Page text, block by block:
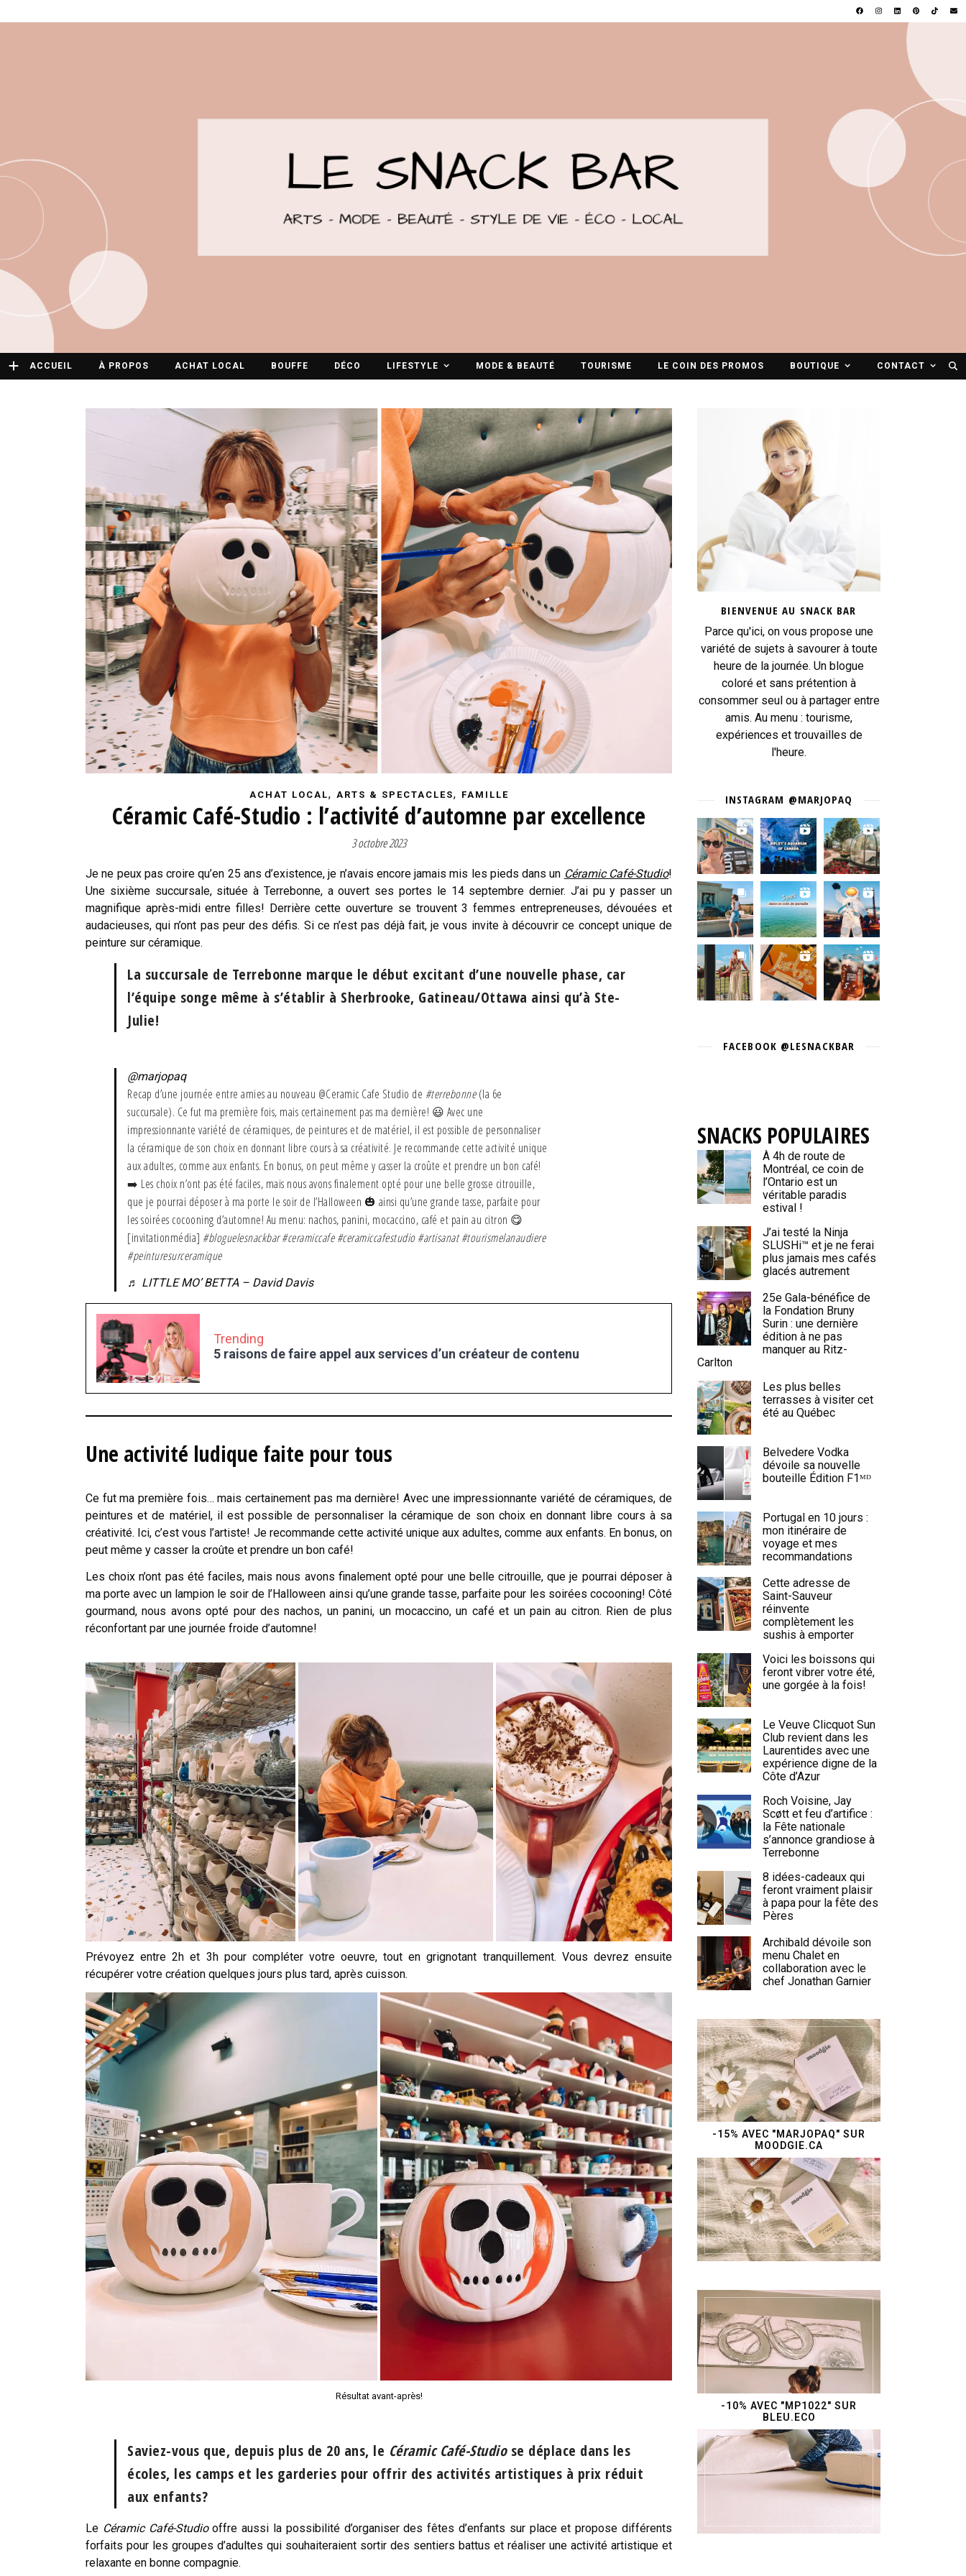
ACCUEIL À PROPOS ACHAT LOCAL BOUFFE DÉCO LIFESTYLE MODE & BEAUTÉ TOURISME LE COIN DES PROMOS BOUTIQUE CONTACT
ACHAT LOCAL, ARTS & SPECTACLES, FAMILLE
Céramic Café-Studio : l’activité d’automne par excellence
3 octobre 2023
Je ne peux pas croire qu’en 25 ans d’existence, je n’avais encore jamais mis les pieds dans un Céramic Café-Studio!
Une sixième succursale, située à Terrebonne, a ouvert ses portes le 14 septembre dernier. J’ai pu y passer un
magnifique après-midi entre filles! Derrière cette ouverture se trouvent 3 femmes entrepreneuses, dévouées et
audacieuses, qui n’ont pas peur des défis. Si ce n’est pas déjà fait, je vous invite à découvrir ce concept unique de
peinture sur céramique.
La succursale de Terrebonne marque le début excitant d’une nouvelle phase, car
l’équipe songe même à s’établir à Sherbrooke, Gatineau/Ottawa ainsi qu’à Ste-
Julie!
@marjopaq
Recap d’une journée entre amies au nouveau @Ceramic Cafe Studio de #terrebonne(la 6e
succursale). Ce fut ma première fois, mais certainement pas ma dernière! 😃 Avec une
impressionnante variété de céramiques, de peintures et de matériel, il est possible de personnaliser
la céramique de son choix en donnant libre cours à sa créativité. Je recommande cette activité unique
aux adultes, comme aux enfants. En bonus, on peut même y casser la croûte et prendre un bon café!
➡️ Les choix n’ont pas été faciles, mais nous avons finalement opté pour une belle grosse citrouille,
que je pourrai déposer à ma porte le soir de l’Halloween 🎃 ainsi qu’une grande tasse, parfaite pour
les soirées cocooning d’automne! Au menu: nachos, panini, mocaccino, café et pain au citron 😋
[invitationmédia] #bloguelesnackbar #ceramiccafe #ceramiccafestudio #artisanat #tourismelanaudiere
#peinturesurceramique
♬ LITTLE MO’ BETTA – David Davis
Trending
5 raisons de faire appel aux services d’un créateur de contenu
Une activité ludique faite pour tous
Ce fut ma première fois… mais certainement pas ma dernière! Avec une impressionnante variété de céramiques, de
peintures et de matériel, il est possible de personnaliser la céramique de son choix en donnant libre cours à sa
créativité. Ici, c’est vous l’artiste! Je recommande cette activité unique aux adultes, comme aux enfants. En bonus, on
peut même y casser la croûte et prendre un bon café!
Les choix n’ont pas été faciles, mais nous avons finalement opté pour une belle citrouille, que je pourrai déposer à
ma porte avec un lampion le soir de l’Halloween ainsi qu’une grande tasse, parfaite pour les soirées cocooning! Côté
gourmand, nous avons opté pour des nachos, un panini, un mocaccino, un café et un pain au citron. Rien de plus
réconfortant par une journée froide d’automne!
Prévoyez entre 2h et 3h pour compléter votre oeuvre, tout en grignotant tranquillement. Vous devrez ensuite
récupérer votre création quelques jours plus tard, après cuisson.
Résultat avant-après!
Saviez-vous que, depuis plus de 20 ans, le Céramic Café-Studiose déplace dans les
écoles, les camps et les garderies pour offrir des activités artistiques à prix réduit
aux enfants?
Le Céramic Café-Studiooffre aussi la possibilité d’organiser des fêtes d’enfants sur place et propose différents
forfaits pour les groupes d’adultes qui souhaiteraient sortir des sentiers battus et réaliser une activité artistique et
relaxante en bonne compagnie.
BIENVENUE AU SNACK BAR
Parce qu'ici, on vous propose une
variété de sujets à savourer à toute
heure de la journée. Un blogue
coloré et sans prétention à
consommer seul ou à partager entre
amis. Au menu : tourisme,
expériences et trouvailles de
l'heure.
INSTAGRAM @MARJOPAQ
FACEBOOK @LESNACKBAR
SNACKS POPULAIRES
À 4h de route de
Montréal, ce coin de
l’Ontario est un
véritable paradis
estival !
J’ai testé la Ninja
SLUSHi™ et je ne ferai
plus jamais mes cafés
glacés autrement
25e Gala-bénéfice de
la Fondation Bruny
Surin : une dernière
édition à ne pas
manquer au Ritz-
Carlton
Les plus belles
terrasses à visiter cet
été au Québec
Belvedere Vodka
dévoile sa nouvelle
bouteille Édition F1ᴹᴰ
Portugal en 10 jours :
mon itinéraire de
voyage et mes
recommandations
Cette adresse de
Saint-Sauveur
réinvente
complètement les
sushis à emporter
Voici les boissons qui
feront vibrer votre été,
une gorgée à la fois!
Le Veuve Clicquot Sun
Club revient dans les
Laurentides avec une
expérience digne de la
Côte d’Azur
Roch Voisine, Jay
Scøtt et feu d’artifice :
la Fête nationale
s’annonce grandiose à
Terrebonne
8 idées-cadeaux qui
feront vraiment plaisir
à papa pour la fête des
Pères
Archibald dévoile son
menu Chalet en
collaboration avec le
chef Jonathan Garnier
-15% AVEC "MARJOPAQ" SUR
MOODGIE.CA
-10% AVEC "MP1022" SUR
BLEU.ECO